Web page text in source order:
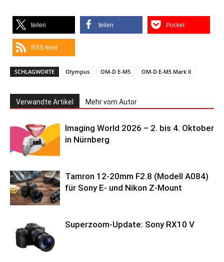
teilen teilen Pocket
RSS-feed
SCHLAGWORTE Olympus OM-D E-M5 OM-D E-M5 Mark II
Verwandte Artikel Mehr vom Autor
Imaging World 2026 – 2. bis 4. Oktober
in Nürnberg
Tamron 12-20mm F2.8 (Modell A084)
für Sony E- und Nikon Z-Mount
Superzoom-Update: Sony RX10 V